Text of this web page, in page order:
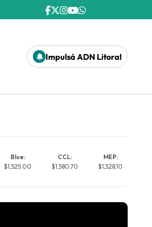
Impulsá ADN Litoral
Blue:
$1,525.00
CCL:
$1,580.70
MEP:
$1,528.10